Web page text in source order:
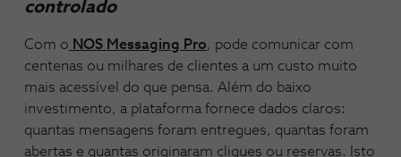
controlado
Com o NOS Messaging Pro, pode comunicar com
centenas ou milhares de clientes a um custo muito
mais acessível do que pensa. Além do baixo
investimento, a plataforma fornece dados claros:
quantas mensagens foram entregues, quantas foram
abertas e quantas originaram cliques ou reservas. Isto